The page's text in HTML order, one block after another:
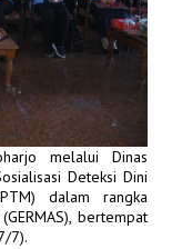
melalui Dinas
Deteksi Dini
dalam rangka
bertempat
7).